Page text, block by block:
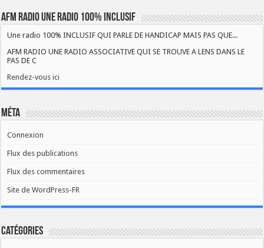
AFM RADIO UNE RADIO 100% INCLUSIF
Une radio 100% INCLUSIF QUI PARLE DE HANDICAP MAIS PAS QUE...
AFM RADIO UNE RADIO ASSOCIATIVE QUI SE TROUVE A LENS DANS LE
PAS DE C
Rendez-vous ici
Méta
Connexion
Flux des publications
Flux des commentaires
Site de WordPress-FR
Catégories